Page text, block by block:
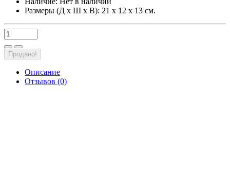
Размеры (Д х Ш х В): 21 х 12 х 13 см.
Продано!
Описание
Отзывов (0)